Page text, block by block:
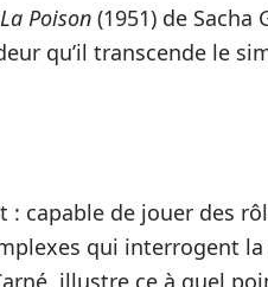
La Poison (1951) de Sacha
qu’il transcende le
capable de jouer des
qui interrogent